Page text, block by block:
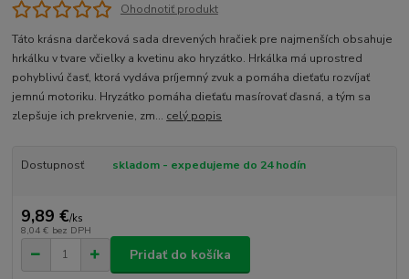
Ohodnotiť produkt
Táto krásna darčeková sada drevených hračiek pre najmenších obsahuje
hrkálku v tvare včielky a kvetinu ako hryzátko. Hrkálka má uprostred
pohyblivú časť, ktorá vydáva príjemný zvuk a pomáha dieťaťu rozvíjať
jemnú motoriku. Hryzátko pomáha dieťaťu masírovať ďasná, a tým sa
zlepšuje ich prekrvenie, zm... celý popis
Dostupnosť skladom - expedujeme do 24 hodín
9,89 €/ks
8,04 € bez DPH
Pridať do košíka